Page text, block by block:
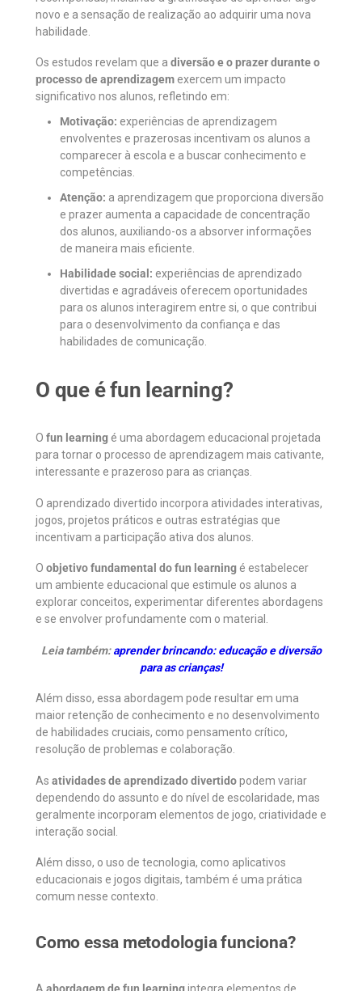
novo e a sensação de realização ao adquirir uma nova
habilidade.
Os estudos revelam que a diversão e o prazer durante o
processo de aprendizagem exercem um impacto
significativo nos alunos, refletindo em:
Motivação: experiências de aprendizagem
envolventes e prazerosas incentivam os alunos a
comparecer à escola e a buscar conhecimento e
competências.
Atenção: a aprendizagem que proporciona diversão
e prazer aumenta a capacidade de concentração
dos alunos, auxiliando-os a absorver informações
de maneira mais eficiente.
Habilidade social: experiências de aprendizado
divertidas e agradáveis oferecem oportunidades
para os alunos interagirem entre si, o que contribui
para o desenvolvimento da confiança e das
habilidades de comunicação.
O que é fun learning?
O fun learning é uma abordagem educacional projetada
para tornar o processo de aprendizagem mais cativante,
interessante e prazeroso para as crianças.
O aprendizado divertido incorpora atividades interativas,
jogos, projetos práticos e outras estratégias que
incentivam a participação ativa dos alunos.
O objetivo fundamental do fun learning é estabelecer
um ambiente educacional que estimule os alunos a
explorar conceitos, experimentar diferentes abordagens
e se envolver profundamente com o material.
Leia também:aprender brincando: educação e diversão
para as crianças!
Além disso, essa abordagem pode resultar em uma
maior retenção de conhecimento e no desenvolvimento
de habilidades cruciais, como pensamento crítico,
resolução de problemas e colaboração.
As atividades de aprendizado divertidopodem variar
dependendo do assunto e do nível de escolaridade, mas
geralmente incorporam elementos de jogo, criatividade e
interação social.
Além disso, o uso de tecnologia, como aplicativos
educacionais e jogos digitais, também é uma prática
comum nesse contexto.
Como essa metodologia funciona?